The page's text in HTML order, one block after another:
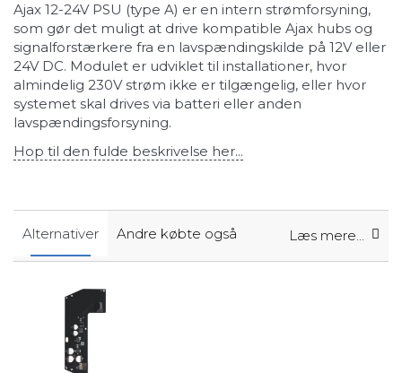
Ajax 12-24V PSU (type A) er en intern strømforsyning,
som gør det muligt at drive kompatible Ajax hubs og
signalforstærkere fra en lavspændingskilde på 12V eller
24V DC. Modulet er udviklet til installationer, hvor
almindelig 230V strøm ikke er tilgængelig, eller hvor
systemet skal drives via batteri eller anden
lavspændingsforsyning.
Hop til den fulde beskrivelse her...
Læs mere...
Alternativer Andre købte også